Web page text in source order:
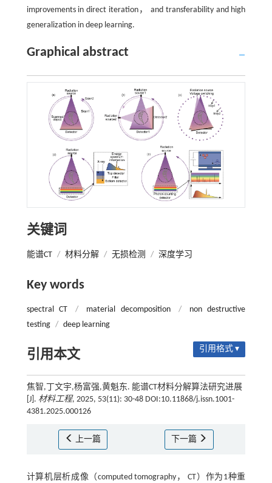
improvements in direct iteration， and transferability and high
generalization in deep learning.
Graphical abstract
关键词
能谱CT / 材料分解 / 无损检测 / 深度学习
Key words
spectral CT / material decomposition /
non destructive
testing / deep learning
引用本文 引用格式 ▾
焦智,丁文宇,杨富强,黄魁东. 能谱CT材料分解算法研究进展
[J]. 材料工程, 2025, 53(11): 30-48 DOI:10.11868/j.issn.1001-
4381.2025.000126
上一篇 下一篇
计算机层析成像（computed tomography， CT）作为1种重